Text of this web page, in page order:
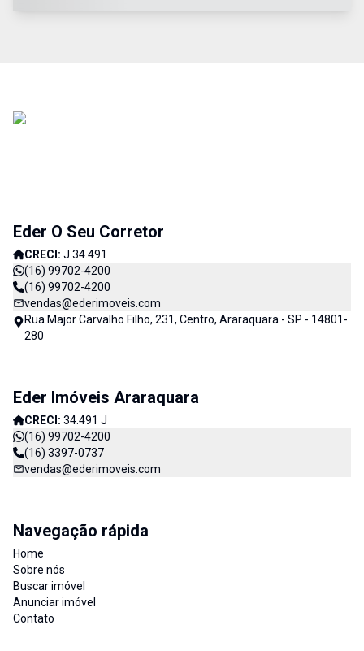
Eder O Seu Corretor
CRECI: J 34.491
(16) 99702-4200
(16) 99702-4200
vendas@ederimoveis.com
Rua Major Carvalho Filho, 231, Centro, Araraquara - SP - 14801-
280
Eder Imóveis Araraquara
CRECI: 34.491 J
(16) 99702-4200
(16) 3397-0737
vendas@ederimoveis.com
Navegação rápida
Home
Sobre nós
Buscar imóvel
Anunciar imóvel
Contato